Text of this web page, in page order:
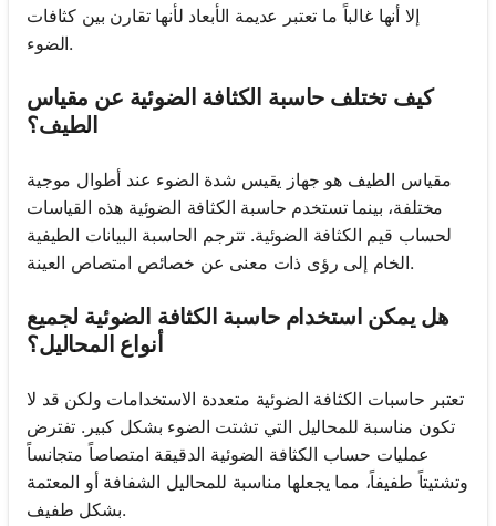
إلا أنها غالباً ما تعتبر عديمة الأبعاد لأنها تقارن بين كثافات
الضوء.
كيف تختلف حاسبة الكثافة الضوئية عن مقياس
الطيف؟
مقياس الطيف هو جهاز يقيس شدة الضوء عند أطوال موجية
مختلفة، بينما تستخدم حاسبة الكثافة الضوئية هذه القياسات
لحساب قيم الكثافة الضوئية. تترجم الحاسبة البيانات الطيفية
الخام إلى رؤى ذات معنى عن خصائص امتصاص العينة.
هل يمكن استخدام حاسبة الكثافة الضوئية لجميع
أنواع المحاليل؟
تعتبر حاسبات الكثافة الضوئية متعددة الاستخدامات ولكن قد لا
تكون مناسبة للمحاليل التي تشتت الضوء بشكل كبير. تفترض
عمليات حساب الكثافة الضوئية الدقيقة امتصاصاً متجانساً
وتشتيتاً طفيفاً، مما يجعلها مناسبة للمحاليل الشفافة أو المعتمة
بشكل طفيف.